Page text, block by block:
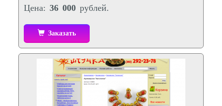
Цена: 36 000 рублей.
Заказать